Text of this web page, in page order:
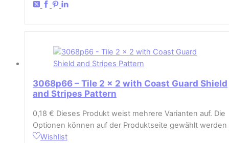
3068p66 – Tile 2 x 2 with Coast Guard Shield
and Stripes Pattern
0,18 € Dieses Produkt weist mehrere Varianten auf. Die
Optionen können auf der Produktseite gewählt werden
Wishlist